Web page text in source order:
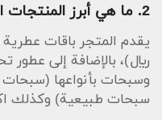
2. ما هي أبرز المنتجات التي يقدمها المتجر؟
ريال)، بالإضافة إلى
وسبحات بأنواعها
سبحات طبيعية) وكذلك